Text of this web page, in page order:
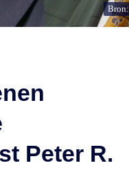
Peter R.